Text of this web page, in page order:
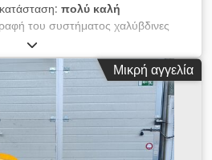
πολύ καλή
του συστήματος χαλύβδινες
συστήματος και για την
ανύψωσης και των
ηλεκτροϋδραυλικό σύστημα
οχήματος 2 αναδευτήρες
σταθεροποίηση και
τόνους Γραφείο ελέγχου με
Η/Υ για έλεγχο και αξιολόγηση
Μικρή αγγελία